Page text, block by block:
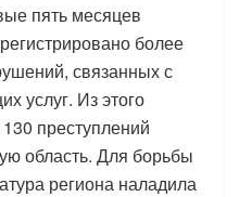
пять месяцев
более
связанных с
услуг. Из этого
преступлений
область. Для борьбы
региона наладила